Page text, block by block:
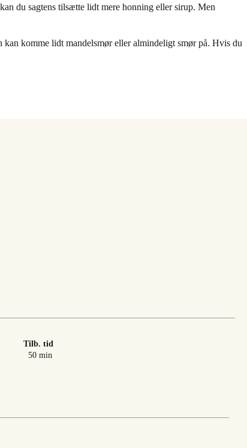
du sagtens tilsætte lidt mere honning eller sirup. Men
komme lidt mandelsmør eller almindeligt smør på. Hvis du
Tilb. tid
50minutter
min